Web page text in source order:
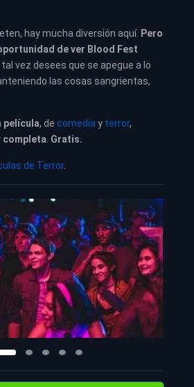
hay mucha diversión aquí. Pero
de ver Blood Fest
tal vez desees que se apegue a lo
las cosas sangrientas,
película, de comedia y terror,
completa Gratis.
de Terror.